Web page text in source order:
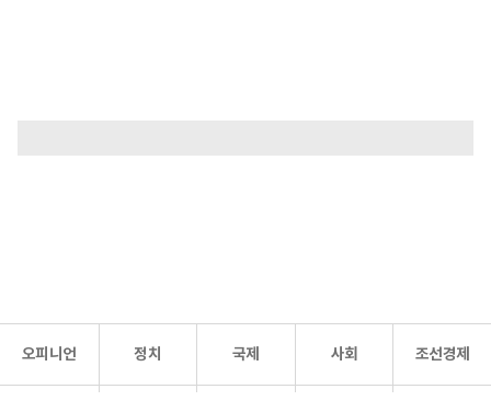
오피니언 정치 국제 사회 조선경제